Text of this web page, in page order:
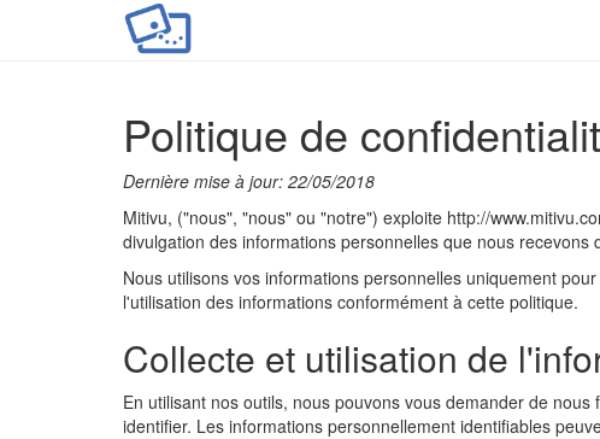
Politique de
Dernière mise à jour: 22/05/2018
Mitivu, ("nous", "nous" ou "notre") exploite http://
divulgation des informations personnelles que nous recevons
Nous utilisons vos informations personnelles uniquement
l'utilisation des informations conformément à cette politique.
Collecte et utilisation de
En utilisant nos outils, nous pouvons vous demander de
identifier. Les informations personnellement identifiables